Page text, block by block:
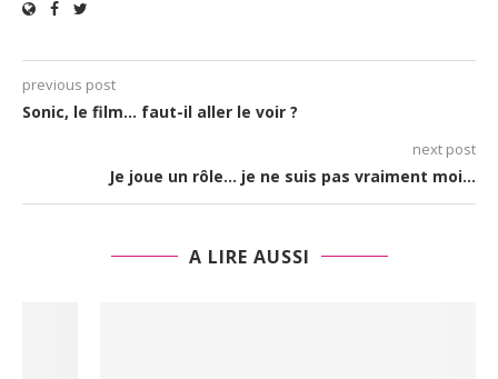
previous post
Sonic, le film… faut-il aller le voir ?
next post
Je joue un rôle… je ne suis pas vraiment moi…
A LIRE AUSSI